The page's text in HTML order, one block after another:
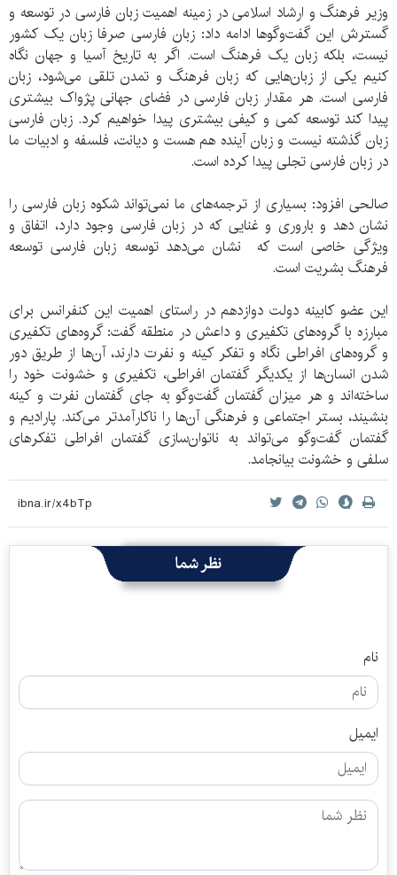
وزیر فرهنگ و ارشاد اسلامی در زمینه اهمیت زبان فارسی در توسعه و
گسترش این گفت‌وگوها ادامه داد: زبان فارسی صرفا زبان یک کشور
نیست، بلکه زبان یک فرهنگ است. اگر به تاریخ آسیا و جهان نگاه
کنیم یکی از زبان‌هایی که زبان فرهنگ و تمدن تلقی می‌شود، زبان
فارسی است. هر مقدار زبان فارسی در فضای جهانی پژواک بیشتری
پیدا کند توسعه کمی و کیفی بیشتری پیدا خواهیم کرد. زبان فارسی
زبان گذشته نیست و زبان آینده هم هست و دیانت، فلسفه و ادبیات ما
در زبان فارسی تجلی پیدا کرده است.
صالحی افزود: بسیاری از ترجمه‌های ما نمی‌تواند شکوه زبان فارسی را
نشان دهد و باروری و غنایی که در زبان فارسی وجود دارد، اتفاق و
ویژگی خاصی است که نشان می‌دهد توسعه زبان فارسی توسعه
فرهنگ بشریت است.
این عضو کابینه دولت دوازدهم در راستای اهمیت این کنفرانس برای
مبارزه با گروه‌های تکفیری و داعش در منطقه گفت: گروه‌های تکفیری
و گروه‌های افراطی نگاه و تفکر کینه و نفرت دارند، آن‌ها از طریق دور
شدن انسان‌ها از یکدیگر گفتمان افراطی، تکفیری و خشونت خود را
ساخته‌اند و هر میزان گفتمان گفت‌و‌گو به جای گفتمان نفرت و کینه
بنشیند، بستر اجتماعی و فرهنگی آن‌ها را ناکارآمدتر می‌کند. پارادیم و
گفتمان گفت‌و‌گو می‌تواند به ناتوان‌سازی گفتمان افراطی تفکرهای
سلفی و خشونت بیانجامد.
نظر شما
نام
ایمیل